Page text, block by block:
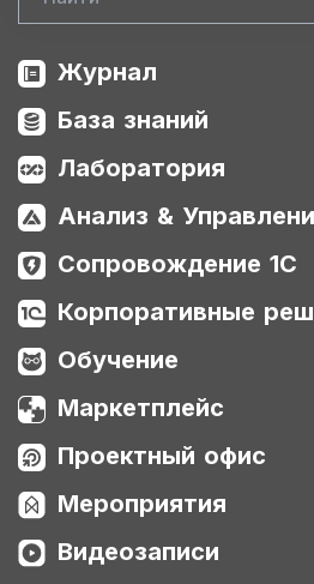
Журнал
База знаний
Лаборатория
Анализ &
Сопровождение 1С
Корпоративные
Обучение
Маркетплейс
Проектный офис
Мероприятия
Видеозаписи